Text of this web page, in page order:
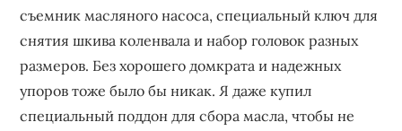
съемник масляного насоса, специальный ключ для
снятия шкива коленвала и набор головок разных
размеров. Без хорошего домкрата и надежных
упоров тоже было бы никак. Я даже купил
специальный поддон для сбора масла, чтобы не